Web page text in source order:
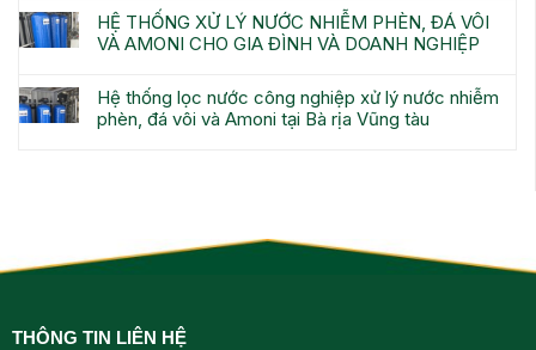
HỆ THỐNG XỬ LÝ NƯỚC NHIỄM PHÈN, ĐÁ VÔI
VÀ AMONI CHO GIA ĐÌNH VÀ DOANH NGHIỆP
Hệ thống lọc nước công nghiệp xử lý nước nhiễm
phèn, đá vôi và Amoni tại Bà rịa Vũng tàu
THÔNG TIN LIÊN HỆ